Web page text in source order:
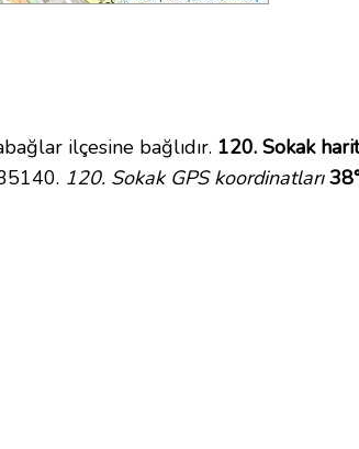
ilçesine bağlıdır. 120. Sokak
120. Sokak GPS koordinatları